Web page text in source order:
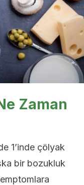
Zaman
1’inde çölyak
bir bozukluk